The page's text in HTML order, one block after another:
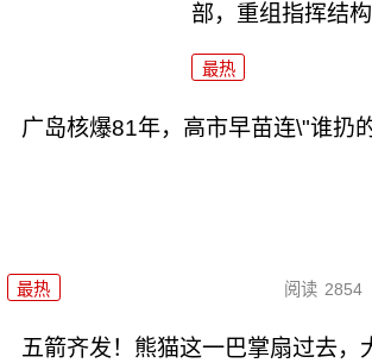
部，重组指挥结构
最热
广岛核爆81年，高市早苗连\"谁扔
最热 阅读 2854
五箭齐发！熊猫这一巴掌扇过去，